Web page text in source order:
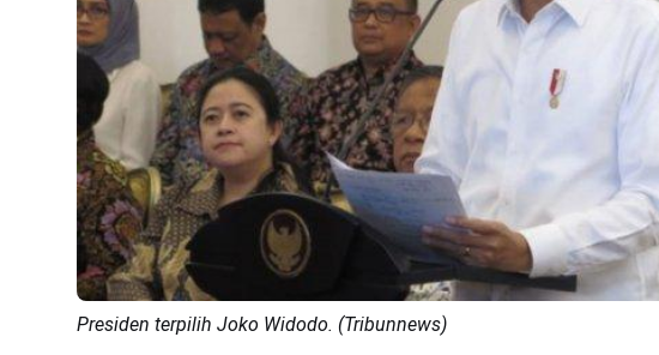
Presiden terpilih Joko Widodo. (Tribunnews)